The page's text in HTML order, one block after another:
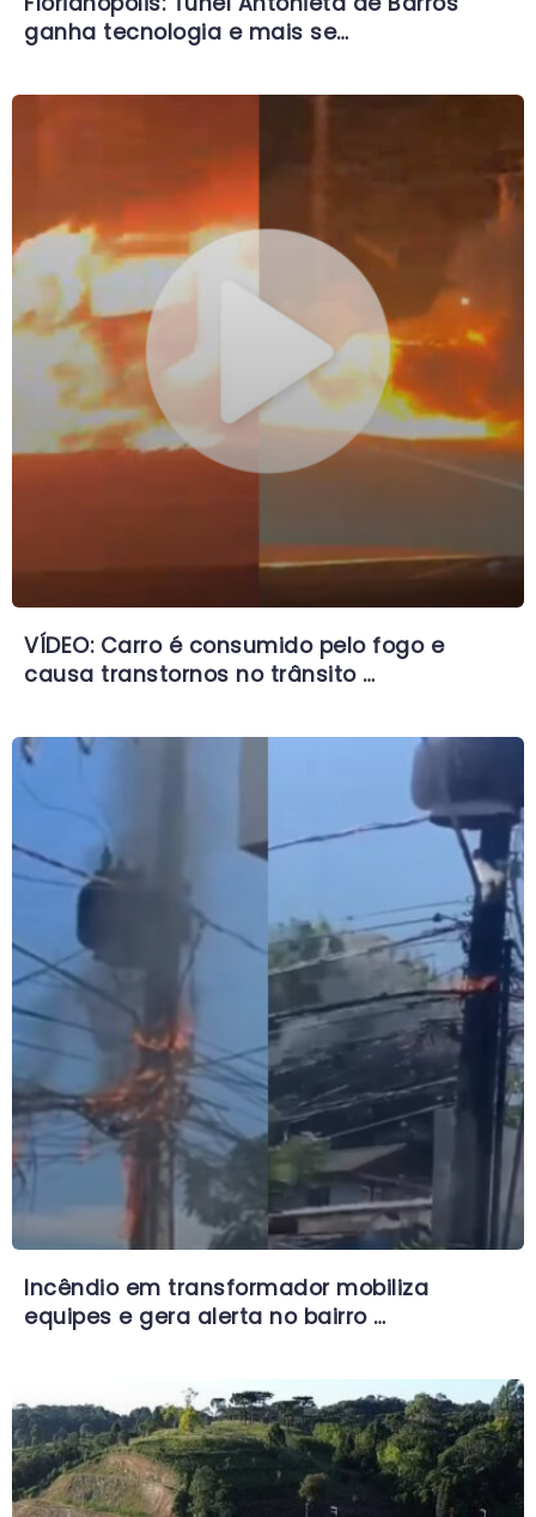
ganha tecnologia e mais se…
VÍDEO: Carro é consumido pelo fogo e
causa transtornos no trânsito …
Incêndio em transformador mobiliza
equipes e gera alerta no bairro …